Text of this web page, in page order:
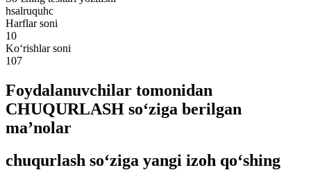
hsalruquhc
Harflar soni
10
Ko‘rishlar soni
107
Foydalanuvchilar tomonidan
CHUQURLASH so‘ziga berilgan
ma’nolar
chuqurlash so‘ziga yangi izoh qo‘shing